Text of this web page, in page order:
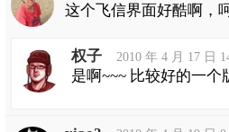
这个飞信界面好酷啊，
权子 2010 年 4 月 17 日
是啊~~~ 比较好的一个